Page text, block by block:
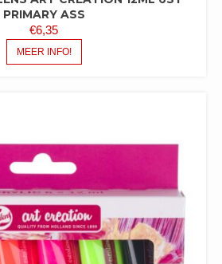
PRIMARY ASS
€6,35
MEER INFO!